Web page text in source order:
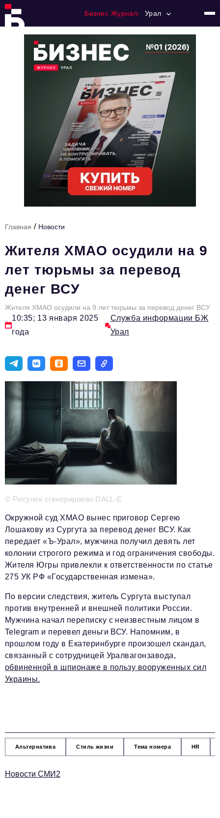
Бизнес Журнал: Урал
Тема номера
Технологии и тренды
Ниши и рынки
Цитаты
Туризм
Новости
ИННОПРОМ
Топ-100 влиятельных людей Свердловской области
Авторские материалы
Видео
ТОП-100 влиятельных людей — 2025
Телефон редакции: +7 495 727-01-67
Электронные почты редакции:
Информационный отдел
info@business-magazine.online
Отдел рекламы
reklama@business-magazine.online
Отдел распространения/редакционная подписка
podpiska@business-magazine.online
Отдел по работе с партнерами
partner@business-magazine.online
Главная / Новости
Жителя ХМАО осудили на 9
лет тюрьмы за перевод
денег ВСУ
Жителя ХМАО осудили на 9 лет тюрьмы за перевод денег ВСУ
10:35; 13 января 2025
года
Служба информации БЖ
Урал
© Рисунок сгенерирован DALL-E
Окружной суд ХМАО вынес приговор Сергею
Лошакову из Сургута за перевод денег ВСУ. Как
передает «Ъ-Урал», мужчина получил девять лет
колонии строгого режима и год ограничения свободы.
Жителя Югры привлекли к ответственности по статье
275 УК РФ «Государственная измена».
По версии следствия, житель Сургута выступал
против внутренней и внешней политики России.
Мужчина начал переписку с неизвестным лицом в
Telegram и перевел деньги ВСУ. Напомним, в
прошлом году в Екатеринбурге произошел скандал,
связанный с сотрудницей Уралвагонзавода,
обвиненной в шпионаже в пользу вооруженных сил
Украины.
Альтернатива Стиль жизни Тема номера HR
Новости СМИ2